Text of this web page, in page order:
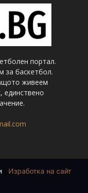
портал.
за баскетбол.
живеем
единствено
Изработка на сайт